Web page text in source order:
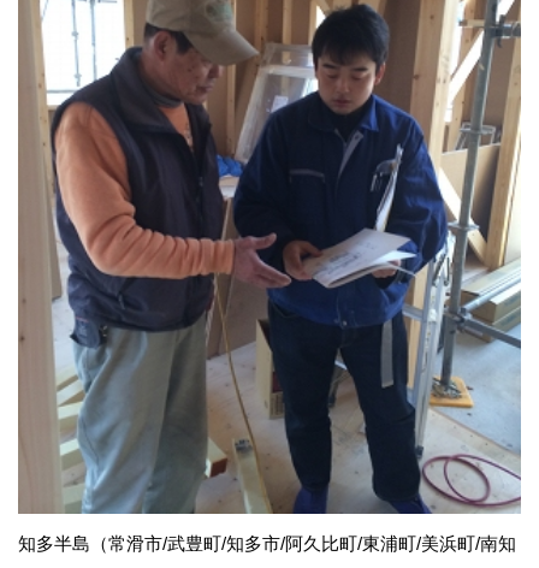
知多半島（常滑市/武豊町/知多市/阿久比町/東浦町/美浜町/南知